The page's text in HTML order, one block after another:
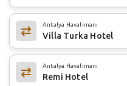
Antalya Havalimanı
Villa Turka Hotel
Antalya Havalimanı
Remi Hotel